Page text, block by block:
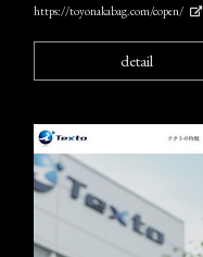
https://toyonakabag.com/copen/
detail